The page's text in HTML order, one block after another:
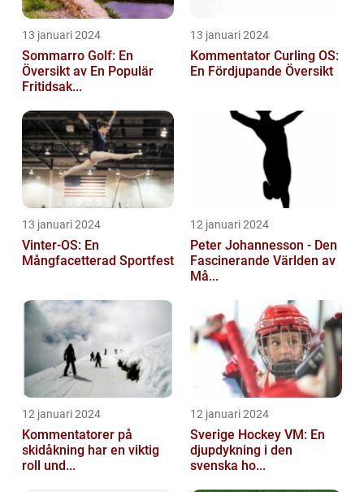
13 januari 2024
Sommarro Golf: En
Översikt av En Populär
Fritidsak...
13 januari 2024
Kommentator Curling OS:
En Fördjupande Översikt
13 januari 2024
Vinter-OS: En
Mångfacetterad Sportfest
12 januari 2024
Peter Johannesson - Den
Fascinerande Världen av
Må...
12 januari 2024
Kommentatorer på
skidåkning har en viktig
roll und...
12 januari 2024
Sverige Hockey VM: En
djupdykning i den
svenska ho...